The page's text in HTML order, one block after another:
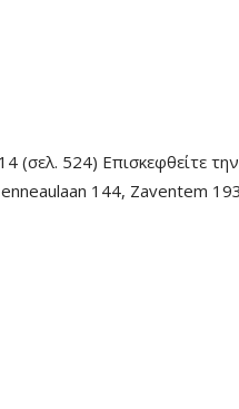
524) Επισκεφθείτε
144, Zaventem